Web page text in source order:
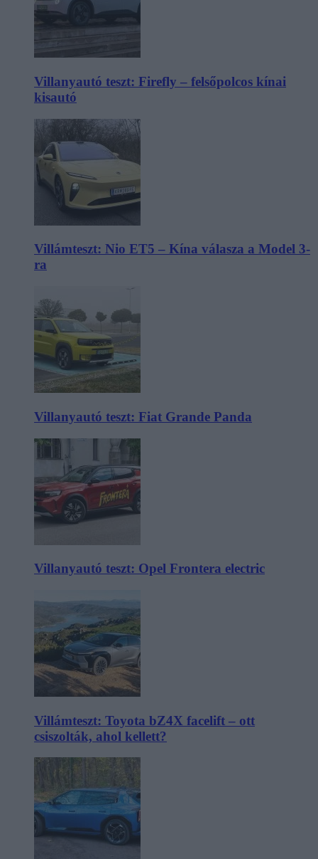
Villanyautó teszt: Firefly – felsőpolcos kínai
kisautó
Villámteszt: Nio ET5 – Kína válasza a Model 3-
ra
Villanyautó teszt: Fiat Grande Panda
Villanyautó teszt: Opel Frontera electric
Villámteszt: Toyota bZ4X facelift – ott
csiszolták, ahol kellett?